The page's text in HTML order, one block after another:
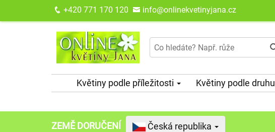
+420 771 170 120 info@onlinekvetinyjana.cz
Květiny podle příležitosti Květiny podle druhu
ZEMĚ DORUČENÍ Česká republika